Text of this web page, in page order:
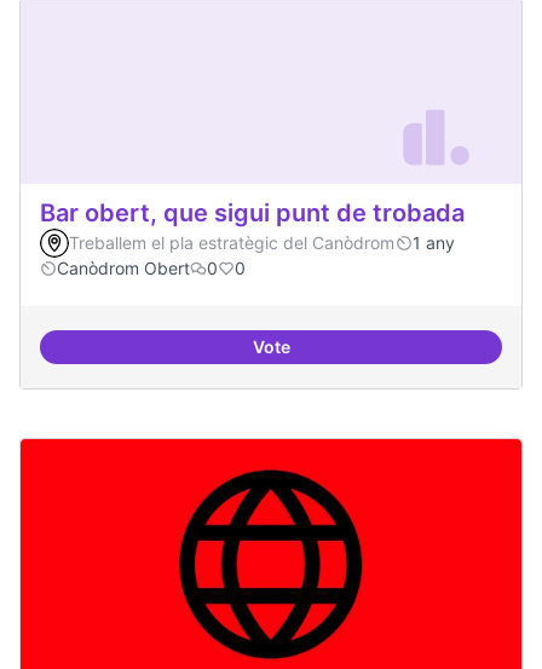
Bar obert, que sigui punt de trobada
Treballem el pla estratègic del Canòdrom
1 any
Canòdrom Obert
0 0
VoteBar obert, que sigui punt de